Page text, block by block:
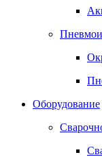
Оборудование